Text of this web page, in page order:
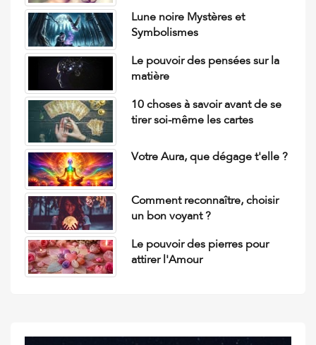
Lune noire Mystères et
Symbolismes
Le pouvoir des pensées sur la
matière
10 choses à savoir avant de se
tirer soi-même les cartes
Votre Aura, que dégage t'elle ?
Comment reconnaître, choisir
un bon voyant ?
Le pouvoir des pierres pour
attirer l'Amour